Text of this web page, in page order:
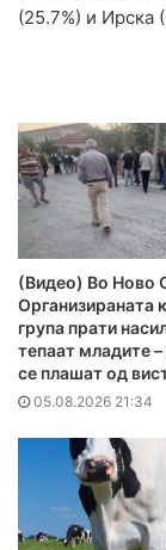
(25.7%) и Ирска
(Видео) Во Ново
Организираната
група прати
тепаат младите
се плашат од
05.08.2026 21:34